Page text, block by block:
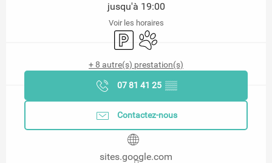
jusqu'à 19:00
Voir les horaires
ParkingAnimaux acceptés
+ 8 autre(s) prestation(s)
07 81 41 25 ▒▒
Contactez-nous
sites.google.com